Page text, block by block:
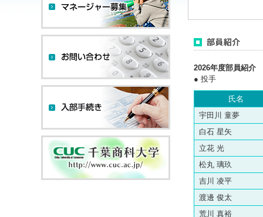
2026年度部員紹介
● 投手
氏名
宇田川 童夢
白石 星矢
立花 光
松丸 璃玖
吉川 凌平
渡邊 俊太
荒川 真裕